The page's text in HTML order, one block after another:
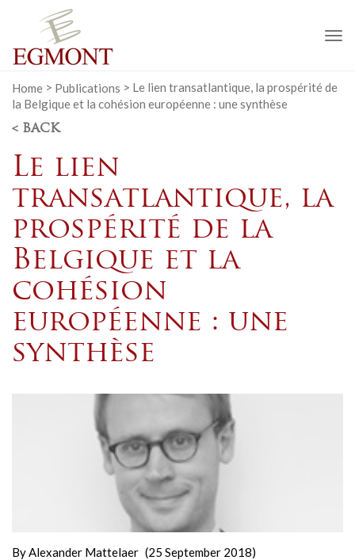
Home > Publications > Le lien transatlantique, la prospérité de
la Belgique et la cohésion européenne : une synthèse
< BACK
Le lien
transatlantique, la
prospérité de la
Belgique et la
cohésion
européenne : une
synthèse
ByAlexander Mattelaer (25 September 2018)